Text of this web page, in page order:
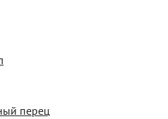
перец